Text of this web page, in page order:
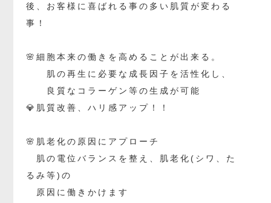
後、お客様に喜ばれる事の多い肌質が変わる
事！
🌸細胞本来の働きを高めることが出来る。
肌の再生に必要な成長因子を活性化し、
良質なコラーゲン等の生成が可能
💎肌質改善、ハリ感アップ！！
🌸肌老化の原因にアプローチ
肌の電位バランスを整え、肌老化(シワ、た
るみ等)の
原因に働きかけます